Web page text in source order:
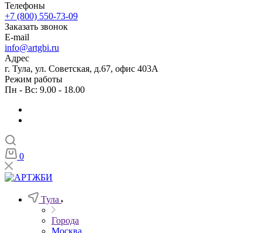
Телефоны
+7 (800) 550-73-09
Заказать звонок
E-mail
info@artgbi.ru
Адрес
г. Тула, ул. Советская, д.67, офис 403А
Режим работы
Пн - Вс: 9.00 - 18.00
0
Тула
Города
Москва